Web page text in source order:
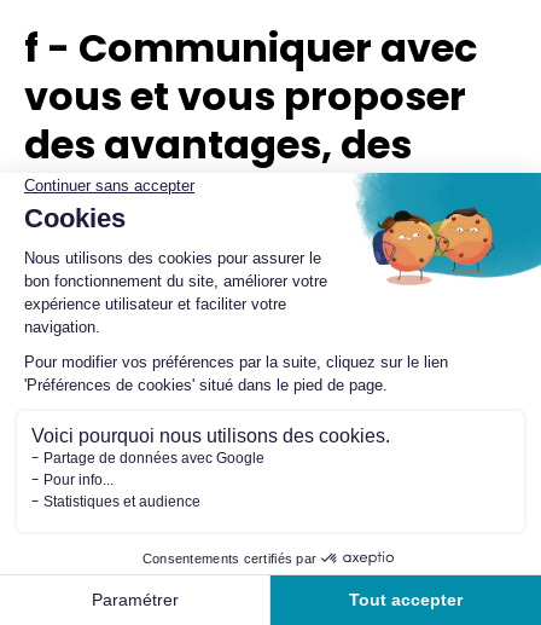
Tarifs Activités Planning
f - Communiquer avec
vous et vous proposer
des avantages, des
offres et des contenus
adaptés
Pourquoi utilisons-
nous vos données
conservation
Communications
liées à vos achats
et réservations
Confirmations,
informations de
service, mises à jour
Exécution
contractuelle.